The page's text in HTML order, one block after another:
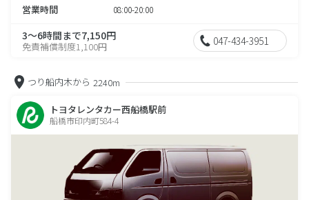
営業時間 08:00-20:00
3～6時間まで7,150円
免責補償制度1,100円 047-434-3951
つり船内木から 2240m
トヨタレンタカー西船橋駅前
船橋市印内町584-4